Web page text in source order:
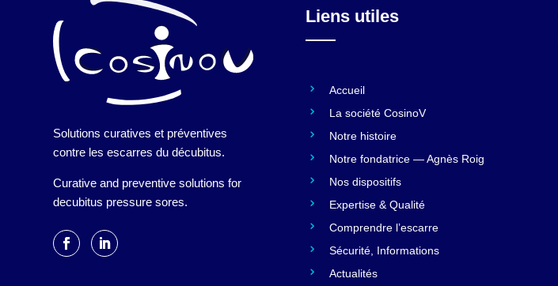
Solutions curatives et préventives
contre les escarres du décubitus.
Curative and preventive solutions for
decubitus pressure sores.
Liens utiles
Accueil
La société CosinoV
Notre histoire
Notre fondatrice — Agnès Roig
Nos dispositifs
Expertise & Qualité
Comprendre l’escarre
Sécurité, Informations
Actualités